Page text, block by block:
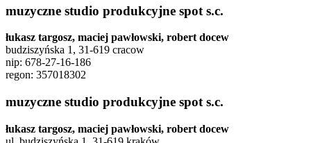
muzyczne studio produkcyjne spot s.c.
łukasz targosz, maciej pawłowski, robert docew
budziszyńska 1, 31-619 cracow
nip: 678-27-16-186
regon: 357018302
muzyczne studio produkcyjne spot s.c.
łukasz targosz, maciej pawłowski, robert docew